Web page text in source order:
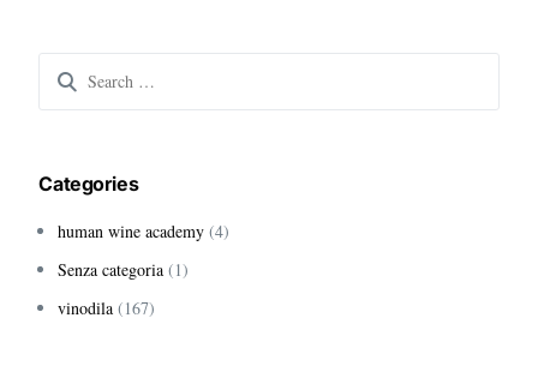
Search
Categories
human wine academy (4)
Senza categoria (1)
vinodila (167)